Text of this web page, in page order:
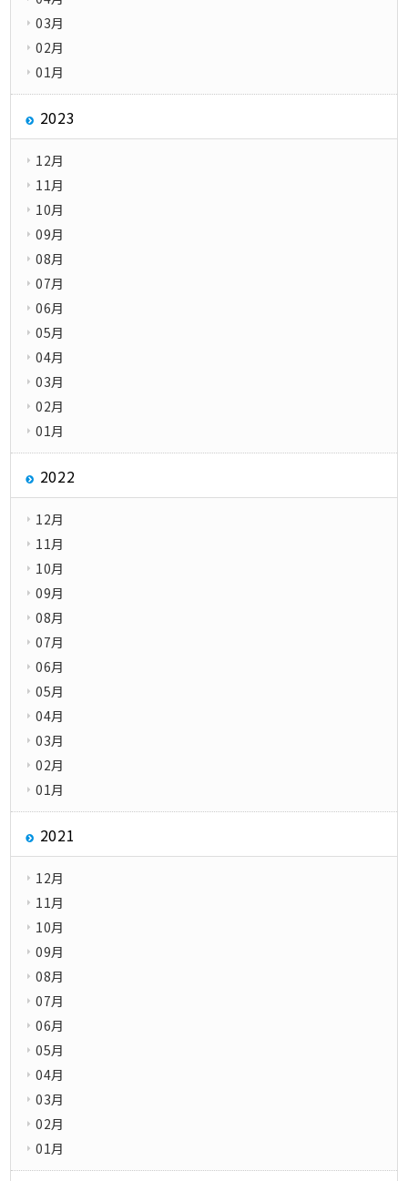
03月
02月
01月
2023
12月
11月
10月
09月
08月
07月
06月
05月
04月
03月
02月
01月
2022
12月
11月
10月
09月
08月
07月
06月
05月
04月
03月
02月
01月
2021
12月
11月
10月
09月
08月
07月
06月
05月
04月
03月
02月
01月